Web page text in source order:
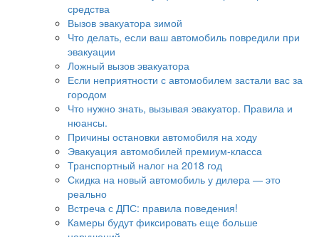
средства
Вызов эвакуатора зимой
Что делать, если ваш автомобиль повредили при
эвакуации
Ложный вызов эвакуатора
Если неприятности с автомобилем застали вас за
городом
Что нужно знать, вызывая эвакуатор. Правила и
нюансы.
Причины остановки автомобиля на ходу
Эвакуация автомобилей премиум-класса
Транспортный налог на 2018 год
Скидка на новый автомобиль у дилера — это
реально
Встреча с ДПС: правила поведения!
Камеры будут фиксировать еще больше